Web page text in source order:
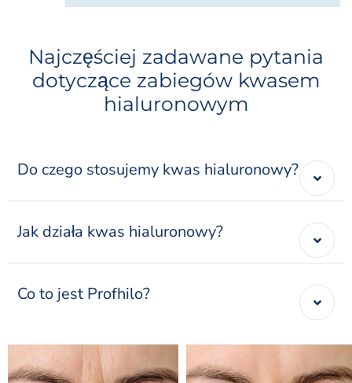
Najczęściej zadawane pytania
dotyczące zabiegów kwasem
hialuronowym
Do czego stosujemy kwas hialuronowy?
Jak działa kwas hialuronowy?
Co to jest Profhilo?